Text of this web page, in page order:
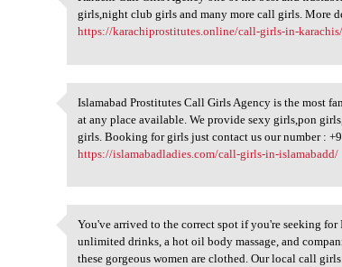
Karachi Call Girls Agency one
girls,night club girls and many more call girls. More
https://karachiprostitutes.online/call-girls-in-karachis/
Islamabad Prostitutes Call
Islamabad Prostitutes Call Girls Agency is the most
at any place available. We provide sexy girls,pon
girls. Booking for girls just contact us our number :
https://islamabadladies.com/call-girls-in-islamabadd/
You've arrived to the correct
You've arrived to the correct spot if you're seeking
unlimited drinks, a hot oil body massage, and
these gorgeous women are clothed. Our local call